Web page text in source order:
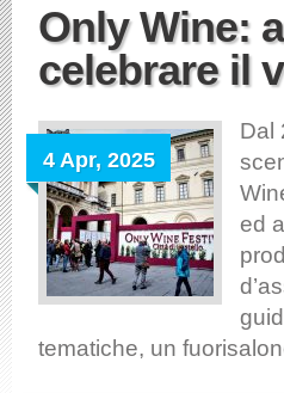
Only Wine:
celebrare il
4 Apr, 2025
Dal
ed
tematiche, un